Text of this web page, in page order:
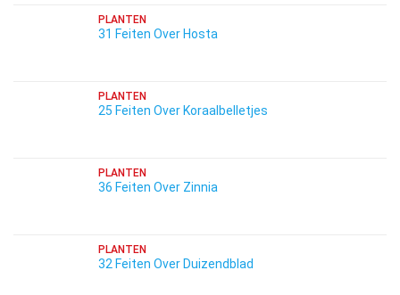
PLANTEN
31 Feiten Over Hosta
PLANTEN
25 Feiten Over Koraalbelletjes
PLANTEN
36 Feiten Over Zinnia
PLANTEN
32 Feiten Over Duizendblad